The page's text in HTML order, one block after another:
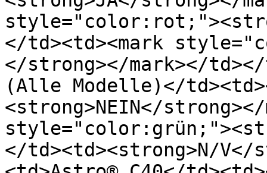
</td><td><mark
</strong></mark></
(Alle Modelle)</
<strong>NEIN</
</td><td><strong>N/